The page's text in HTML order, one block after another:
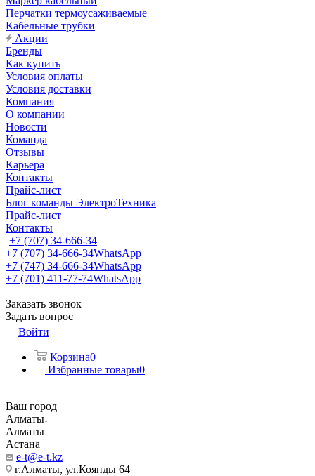
Перчатки термоусаживаемые
Кабельные трубки
Акции
Бренды
Как купить
Условия оплаты
Условия доставки
Компания
О компании
Новости
Команда
Отзывы
Карьера
Контакты
Прайс-лист
Блог команды ЭлектроТехника
Прайс-лист
Контакты
+7 (707) 34-666-34
+7 (707) 34-666-34WhatsApp
+7 (747) 34-666-34WhatsApp
+7 (701) 411-77-74WhatsApp
Заказать звонок
Задать вопрос
Войти
Корзина0
Избранные товары0
Ваш город
Алматы
Алматы
Астана
e-t@e-t.kz
г.Алматы, ул.Коянды 64